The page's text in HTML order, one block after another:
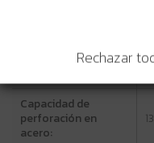
perforación en
Capacidad de
perforación en
acero:
Rechazar